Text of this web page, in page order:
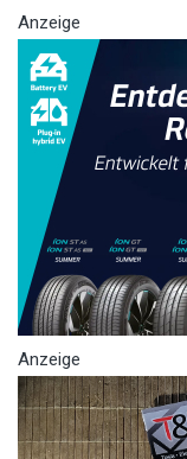
Anzeige
Anzeige